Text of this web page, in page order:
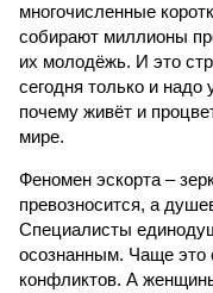
многочисленные
собирают миллионы
их молодёжь. И это
сегодня только и надо
почему живёт и
мире.
Феномен эскорта –
превозносится, а
Специалисты
осознанным. Чаще это
конфликтов. А